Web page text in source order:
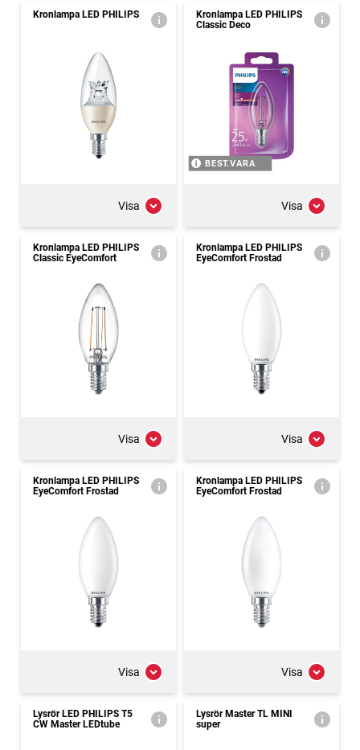
Kronlampa LED PHILIPS
Visa
Kronlampa LED PHILIPS
Classic Deco
BEST.VARA
Visa
Kronlampa LED PHILIPS
Classic EyeComfort
Visa
Kronlampa LED PHILIPS
EyeComfort Frostad
Visa
Kronlampa LED PHILIPS
EyeComfort Frostad
Visa
Kronlampa LED PHILIPS
EyeComfort Frostad
Visa
Lysrör LED PHILIPS T5
CW Master LEDtube
Lysrör Master TL MINI
super